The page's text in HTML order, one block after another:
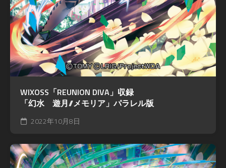
WIXOSS「REUNION DIVA」収録
「幻水 遊月//メモリア」パラレル版
2022年10月8日